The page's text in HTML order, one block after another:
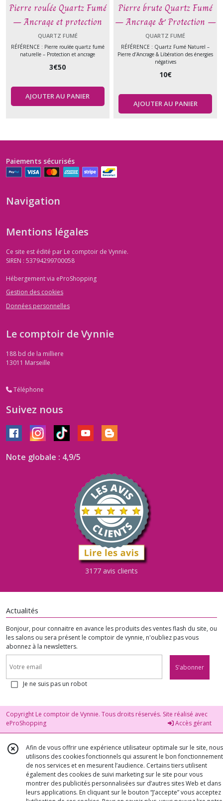
Pierre roulée Quartz Fumé
– Ancrage et protection
énergétique – Pierre
naturelle
QUARTZ FUMÉ
RÉFÉRENCE : Pierre roulée quartz fumé
naturelle – Protection et ancrage
3€50
AJOUTER AU PANIER
Pierre brute Quartz Fumé
– Ancrage & Protection –
Pierre naturelle
QUARTZ FUMÉ
RÉFÉRENCE : Quartz Fumé Naturel –
Pierre d’Ancrage & Libération des énergies
négatives
10€
AJOUTER AU PANIER
Paiements sécurisés
Navigation
Mentions légales
Ce site est édité par Le comptoir de Vynnie.
SIREN : 53794299700058
Hébergement via eProShopping
Gestion des cookies
Données personnelles
Le comptoir de Vynnie
188 bd de la milliere
13011 Marseille
Téléphone
Suivez nous
Note globale : 4,9/5
3177 avis clients
Actualités
Bonjour, pour connaitre en avance les produits des ventes flash du site, ou
les salons ou sera présent le comptoir de vynnie, n'oubliez pas vous
abonnez à la newsletters.
S'abonner
Je ne suis pas un robot
Copyright Le comptoir de Vynnie. Tous droits réservés. Site réalisé avec
eProShopping
Accès gérant
Afin de vous offrir une expérience utilisateur optimale sur le site, nous
utilisons des cookies fonctionnels qui assurent le bon fonctionnement
de nos services et en mesurent l’audience. Certains tiers utilisent
également des cookies de suivi marketing sur le site pour vous
montrer des publicités personnalisées sur d’autres sites Web et dans
leurs applications. En cliquant sur le bouton “J’accepte” vous acceptez